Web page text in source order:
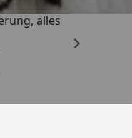
mit
alles